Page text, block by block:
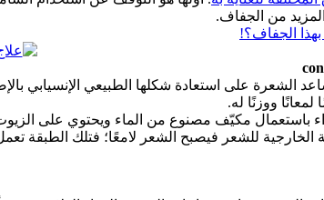
من الجفاف.
الجفاف؟!
الشعرة على استعادة شكلها الطبيعي
ووزنًا له.
باستعمال مكيّف مصنوع من الماء ويحتوي على
للشعر فيصبح الشعر لامعًا؛ فتلك الطبقة